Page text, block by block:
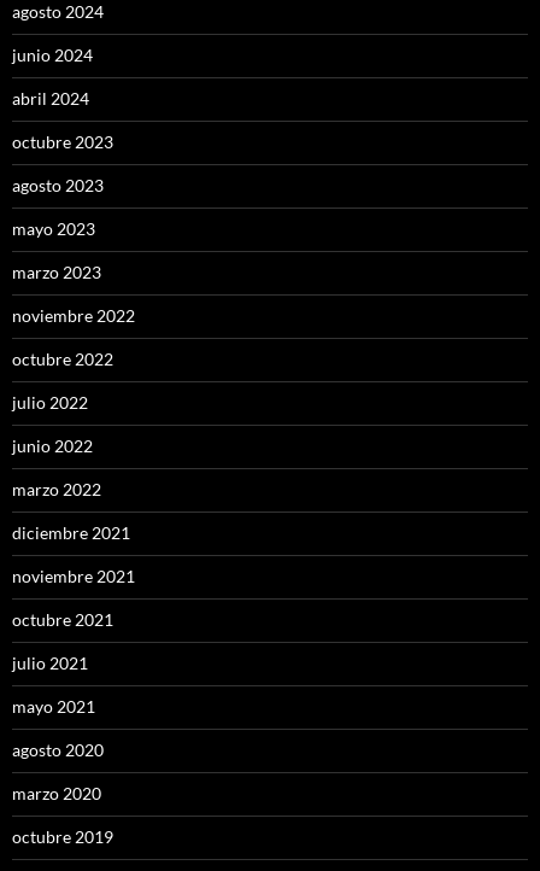
agosto 2024
junio 2024
abril 2024
octubre 2023
agosto 2023
mayo 2023
marzo 2023
noviembre 2022
octubre 2022
julio 2022
junio 2022
marzo 2022
diciembre 2021
noviembre 2021
octubre 2021
julio 2021
mayo 2021
agosto 2020
marzo 2020
octubre 2019